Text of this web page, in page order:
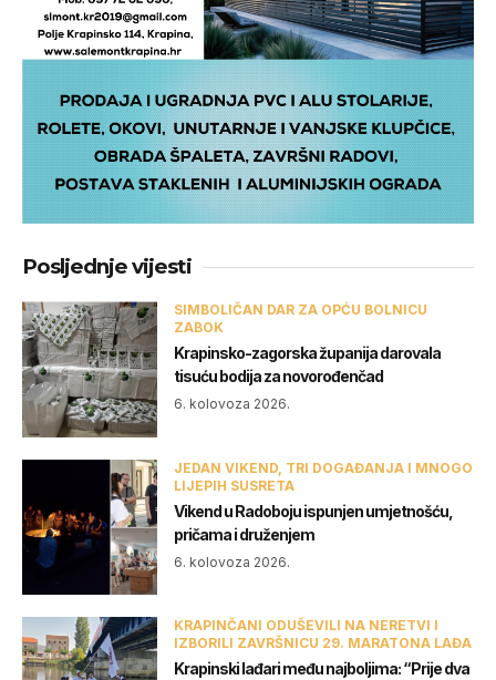
Posljednje vijesti
SIMBOLIČAN DAR ZA OPĆU BOLNICU
ZABOK
Krapinsko-zagorska županija darovala
tisuću bodija za novorođenčad
6. kolovoza 2026.
JEDAN VIKEND, TRI DOGAĐANJA I MNOGO
LIJEPIH SUSRETA
Vikend u Radoboju ispunjen umjetnošću,
pričama i druženjem
6. kolovoza 2026.
KRAPINČANI ODUŠEVILI NA NERETVI I
IZBORILI ZAVRŠNICU 29. MARATONA LAĐA
Krapinski lađari među najboljima: “Prije dva